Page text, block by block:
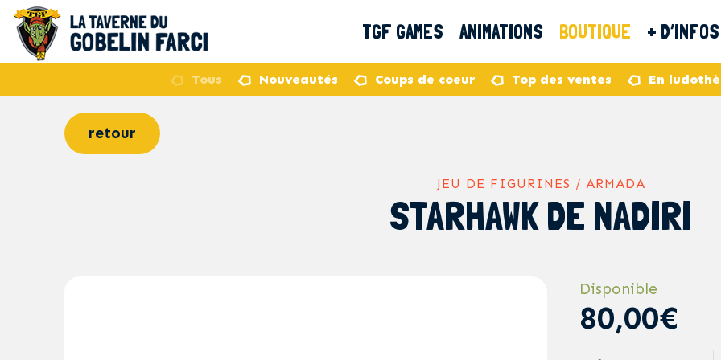
TGF GAMES ANIMATIONS BOUTIQUE + D’INFOS
Tous Nouveautés Coups de coeur Top des ventes En
retour
JEU DE FIGURINES / ARMADA
STARHAWK DE NADIRI
Disponible
80,00€